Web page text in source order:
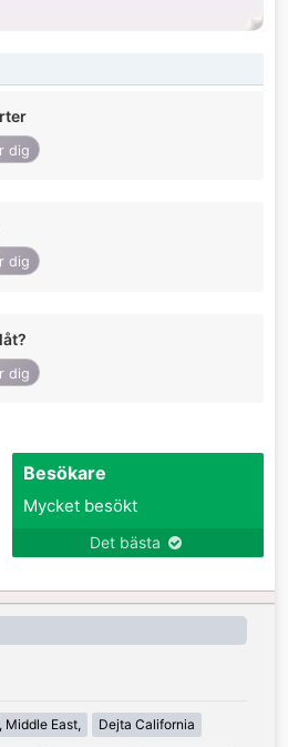
dig
dig
dig
Besökare
Mycket besökt
Det bästa
Middle East, Dejta California